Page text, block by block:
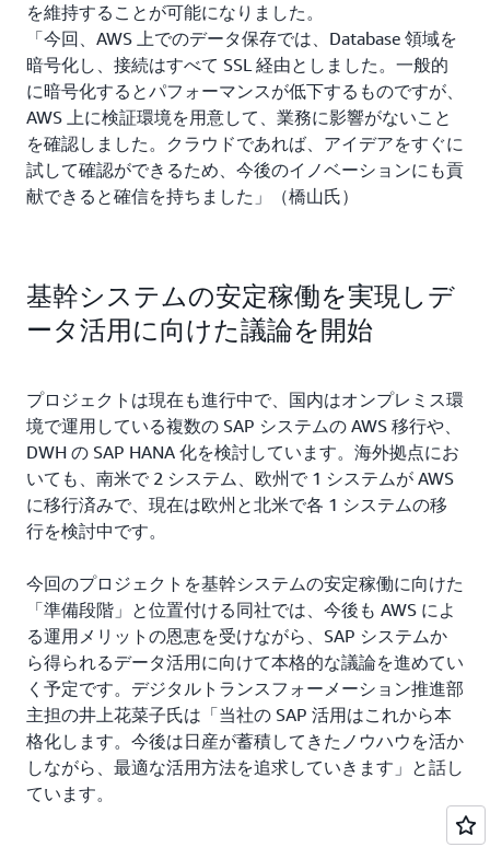
を維持することが可能になりました。
「今回、AWS 上でのデータ保存では、Database 領域を
暗号化し、接続はすべて SSL 経由としました。一般的
に暗号化するとパフォーマンスが低下するものですが、
AWS 上に検証環境を用意して、業務に影響がないこと
を確認しました。クラウドであれば、アイデアをすぐに
試して確認ができるため、今後のイノベーションにも貢
献できると確信を持ちました」（橋山氏）
基幹システムの安定稼働を実現しデ
ータ活用に向けた議論を開始
プロジェクトは現在も進行中で、国内はオンプレミス環
境で運用している複数の SAP システムの AWS 移行や、
DWH の SAP HANA 化を検討しています。海外拠点にお
いても、南米で 2 システム、欧州で 1 システムが AWS
に移行済みで、現在は欧州と北米で各 1 システムの移
行を検討中です。
今回のプロジェクトを基幹システムの安定稼働に向けた
「準備段階」と位置付ける同社では、今後も AWS によ
る運用メリットの恩恵を受けながら、SAP システムか
ら得られるデータ活用に向けて本格的な議論を進めてい
く予定です。デジタルトランスフォーメーション推進部
主担の井上花菜子氏は「当社の SAP 活用はこれから本
格化します。今後は日産が蓄積してきたノウハウを活か
しながら、最適な活用方法を追求していきます」と話し
ています。